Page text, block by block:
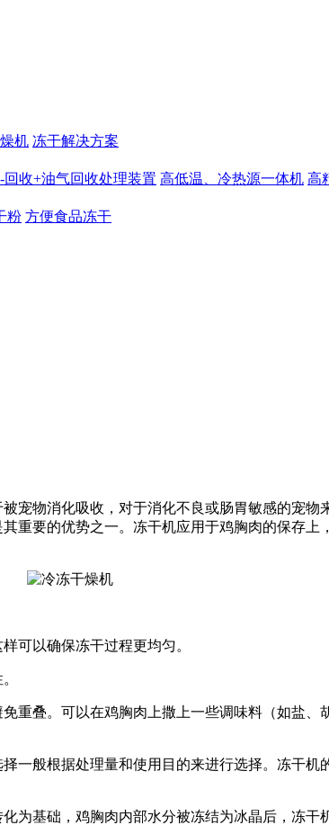
机 冻干解决方案
回收+油气回收处理装置 高低温、冷热源一体机 高
粉 方便食品冻干
物消化吸收，对于消化不良或肠胃敏感的宠物
重要的优势之一。冻干机应用于鸡胸肉的保存
可以确保冻干过程更均匀。
重叠。可以在鸡胸肉上撒上一些调味料（如盐
一般根据处理量和使用目的来进行选择。冻干
为基础，鸡胸肉内部水分被冻结为冰晶后，冻